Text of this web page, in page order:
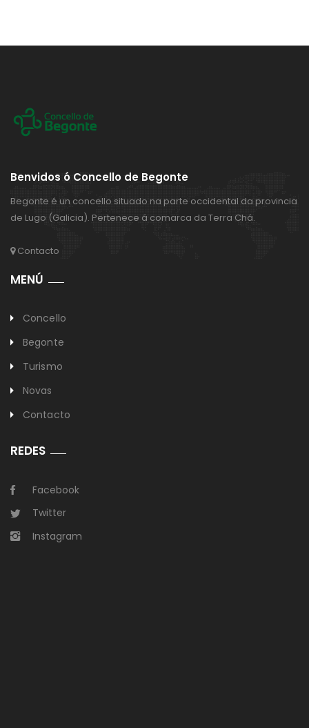
Benvidos ó Concello de Begonte
Begonte é un concello situado na parte occidental da provincia
de Lugo (Galicia). Pertenece á comarca da Terra Chá.
Contacto
MENÚ
Concello
Begonte
Turismo
Novas
Contacto
REDES
Facebook
Twitter
Instagram